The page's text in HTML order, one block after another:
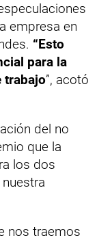
empresa en
“Esto
para la
trabajo”, acotó
del no
que la
los dos
nos traemos